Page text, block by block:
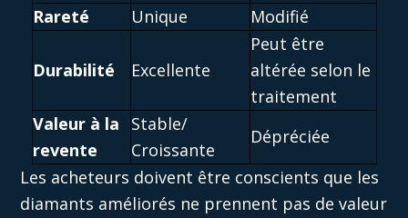
Rareté
Unique Modifié
Durabilité Excellente
Peut être
altérée selon le
traitement
Valeur à la
revente
Stable/
Croissante
Dépréciée
Les acheteurs doivent être conscients que les
diamants améliorés ne prennent pas de valeur